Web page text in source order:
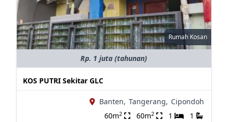
Rumah Kosan
Rp. 1 juta (tahunan)
KOS PUTRI Sekitar GLC
Banten, Tangerang, Cipondoh
60m2 60m2 1 1